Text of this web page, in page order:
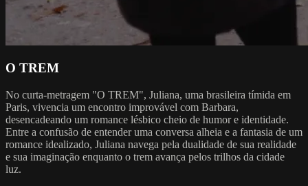
O TREM
No curta-metragem "O TREM", Juliana, uma brasileira tímida em
Paris, vivencia um encontro improvável com Barbara,
desencadeando um romance lésbico cheio de humor e identidade.
Entre a confusão de entender uma conversa alheia e a fantasia de um
romance idealizado, Juliana navega pela dualidade de sua realidade
e sua imaginação enquanto o trem avança pelos trilhos da cidade
luz.